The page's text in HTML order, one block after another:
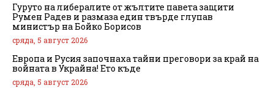
Гуруто на либералите от жълтите павета защити
Румен Радев и размаза един твърде глупав
министър на Бойко Борисов
сряда, 5 август 2026
Европа и Русия започнаха тайни преговори за край на
войната в Украйна! Ето къде
сряда, 5 август 2026